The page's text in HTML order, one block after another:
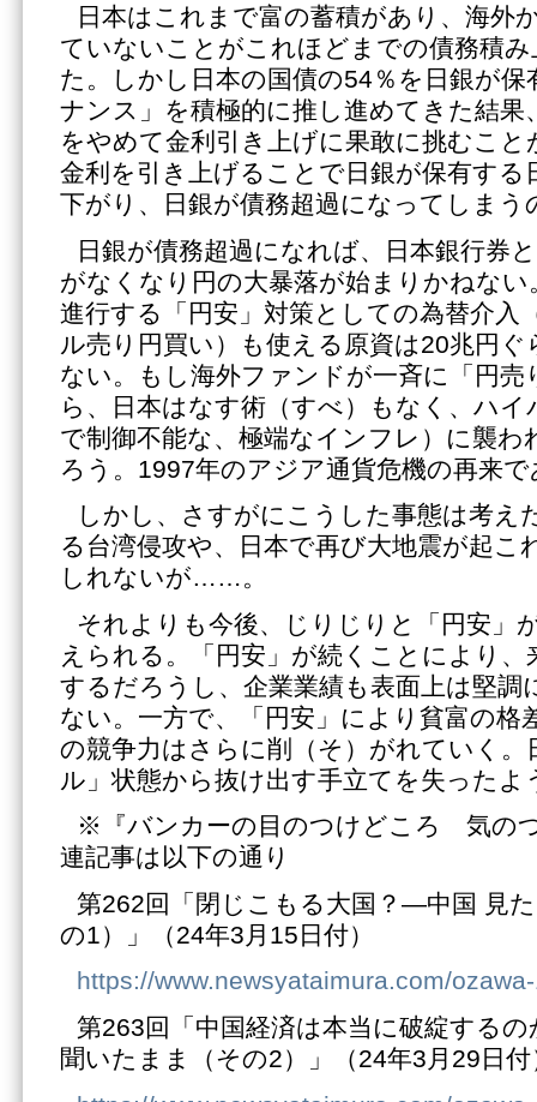
日本はこれまで富の蓄積があり、海外
ていないことがこれほどまでの債務積
た。しかし日本の国債の54％を日銀が
ナンス」を積極的に推し進めてきた結果
をやめて金利引き上げに果敢に挑むこ
金利を引き上げることで日銀が保有する
下がり、日銀が債務超過になってしまう
日銀が債務超過になれば、日本銀行券
がなくなり円の大暴落が始まりかねな
進行する「円安」対策としての為替介入
ル売り円買い）も使える原資は20兆円
ない。もし海外ファンドが一斉に「円売
ら、日本はなす術（すべ）もなく、ハ
で制御不能な、極端なインフレ）に襲
ろう。1997年のアジア通貨危機の再来
しかし、さすがにこうした事態は考え
る台湾侵攻や、日本で再び大地震が起こ
しれないが……。
それよりも今後、じりじりと「円安」
えられる。「円安」が続くことにより、
するだろうし、企業業績も表面上は堅調
ない。一方で、「円安」により貧富の格
の競争力はさらに削（そ）がれていく。
ル」状態から抜け出す手立てを失ったよ
※『バンカーの目のつけどころ 気の
連記事は以下の通り
第262回「閉じこもる大国？―中国 見
の1）」（24年3月15日付）
https://www.newsyataimura.com/
第263回「中国経済は本当に破綻する
聞いたまま（その2）」（24年3月29日付